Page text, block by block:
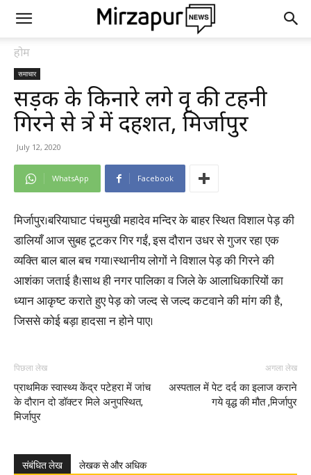
होम
समाचार
सड़क के किनारे लगे वृक्ष की टहनी
गिरने से क्षेत्र में दहशत, मिर्जापुर
July 12, 2020
WhatsApp Facebook
मिर्जापुर।बरियाघाट पंचमुखी महादेव मन्दिर के बाहर स्थित विशाल पेड़ की
डालियाँ आज सुबह टूटकर गिर गईं, इस दौरान उधर से गुजर रहा एक
व्यक्ति बाल बाल बच गया।स्थानीय लोगों ने विशाल पेड़ की गिरने की
आशंका जताई है।साथ ही नगर पालिका व जिले के आलाधिकारियों का
ध्यान आकृष्ट कराते हुए पेड़ को जल्द से जल्द कटवाने की मांग की है,
जिससे कोई बड़ा हादसा न होने पाए।
पिछला लेख
प्राथमिक स्वास्थ्य केंद्र पटेहरा में जांच
के दौरान दो डॉक्टर मिले अनुपस्थित,
मिर्जापुर
अगला लेख
अस्पताल में पेट दर्द का इलाज कराने
गये वृद्ध की मौत ,मिर्जापुर
संबंधित लेख लेखक से और अधिक